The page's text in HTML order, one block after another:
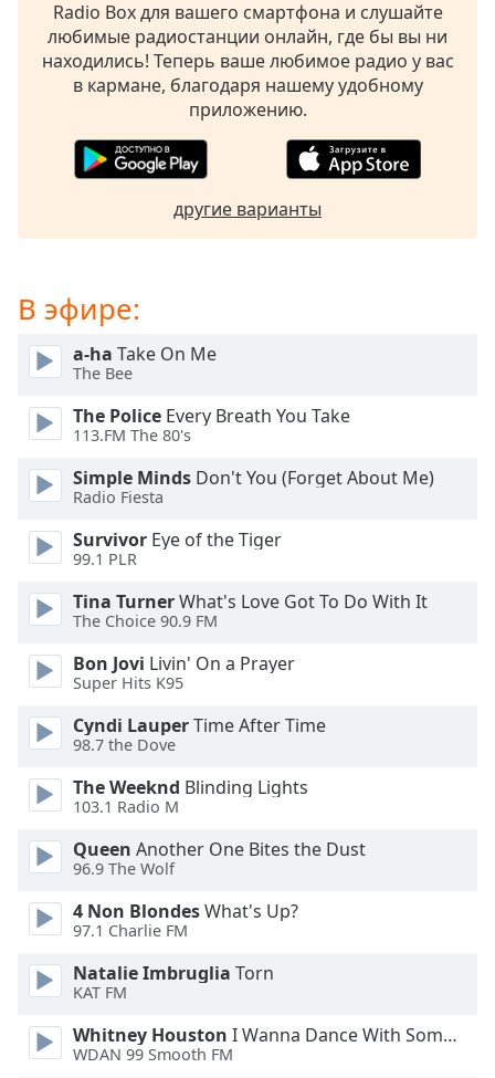
dialog
window.
Color
Opacity
Color
Opacity
Caption
Area
Background
Color
Opacity
Font
Edge
Style
Family
Radio Box для вашего смартфона и слушайте
любимые радиостанции онлайн, где бы вы ни
находились! Теперь ваше любимое радио у вас
в кармане, благодаря нашему удобному
приложению.
другие варианты
В эфире:
a-ha Take On Me
The Bee
The Police Every Breath You Take
113.FM The 80's
Simple Minds Don't You (Forget About Me)
Radio Fiesta
Survivor Eye of the Tiger
99.1 PLR
Tina TurnerWhat's Love Got To Do With It
The Choice 90.9 FM
Bon Jovi Livin' On a Prayer
Super Hits K95
Cyndi LauperTime After Time
98.7 the Dove
The Weeknd Blinding Lights
103.1 Radio M
Queen Another One Bites the Dust
96.9 The Wolf
4 Non BlondesWhat's Up?
97.1 Charlie FM
Natalie Imbruglia Torn
KAT FM
Whitney Houston I Wanna Dance With Somebody
WDAN 99 Smooth FM